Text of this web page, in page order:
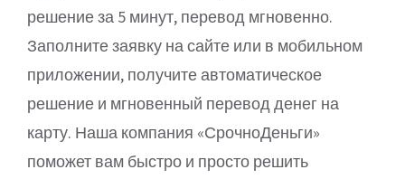
решение за 5 минут, перевод мгновенно.
Заполните заявку на сайте или в мобильном
приложении, получите автоматическое
решение и мгновенный перевод денег на
карту. Наша компания «СрочноДеньги»
поможет вам быстро и просто решить